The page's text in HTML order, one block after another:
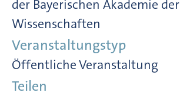
der Bayerischen Akademie der
Wissenschaften
Veranstaltungstyp
Öffentliche Veranstaltung
Teilen